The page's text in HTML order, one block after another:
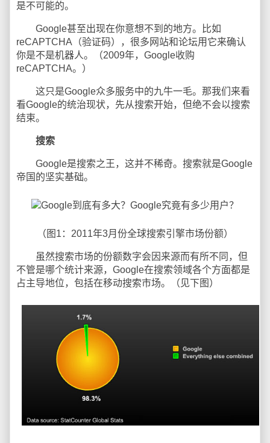
是不可能的。
Google甚至出现在你意想不到的地方。比如
reCAPTCHA（验证码），很多网站和论坛用它来确认
你是不是机器人。（2009年，Google收购
reCAPTCHA。）
这只是Google众多服务中的九牛一毛。那我们来看
看Google的统治现状，先从搜索开始，但绝不会以搜索
结束。
搜索
Google是搜索之王，这并不稀奇。搜索就是Google
帝国的坚实基础。
（图1：2011年3月份全球搜索引擎市场份额）
虽然搜索市场的份额数字会因来源而有所不同，但
不管是哪个统计来源，Google在搜索领域各个方面都是
占主导地位，包括在移动搜索市场。（见下图）